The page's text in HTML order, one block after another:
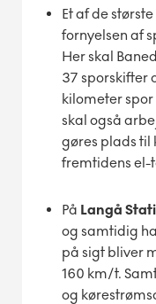
Et af de
fornyelsen af
Her skal
37 sporskifter
kilometer
skal også
gøres plads
fremtidens el-
På Langå
og samtidig
på sigt bliver
160 km/t.
og